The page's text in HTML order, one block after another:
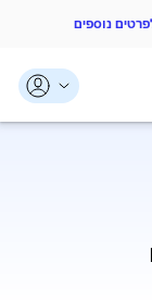
נוספים